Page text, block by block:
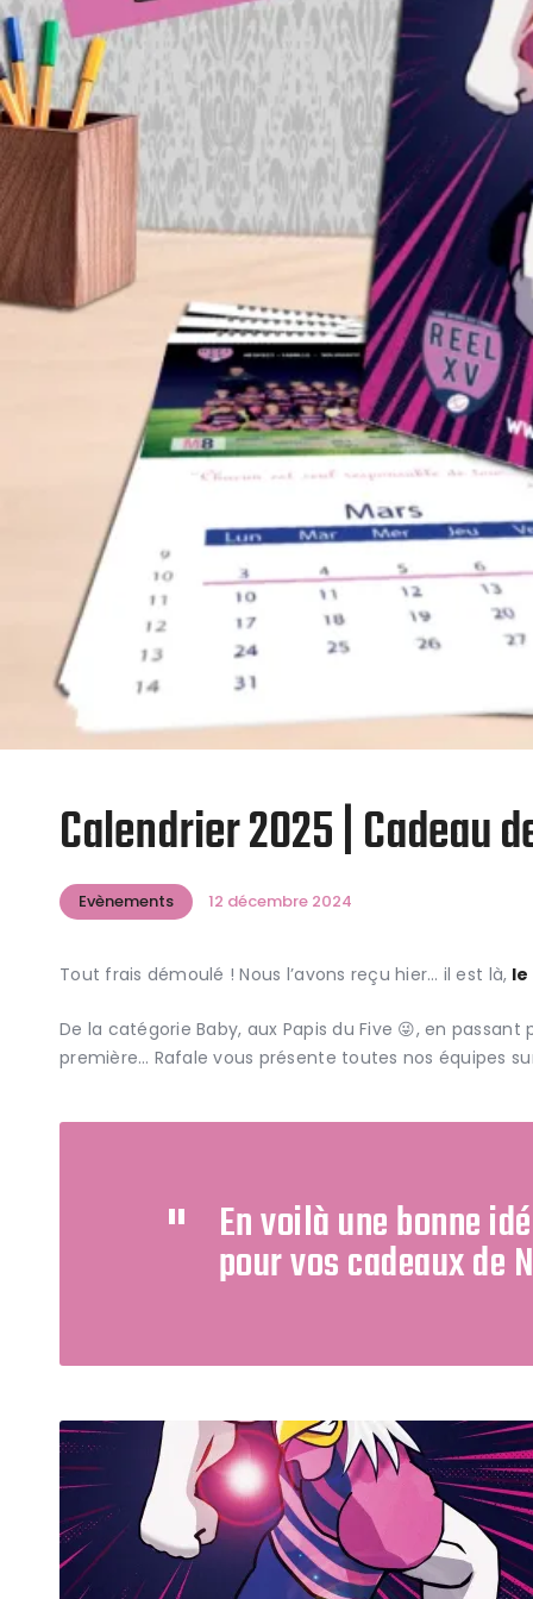
Calendrier 2025 | Cadeau
Evènements 12 décembre 2024
Tout frais démoulé ! Nous l’avons reçu hier… il est là, le
De la catégorie Baby, aux Papis du Five 😜, en
première… Rafale vous présente toutes nos équipes
En voilà une bonne
pour vos cadeaux de